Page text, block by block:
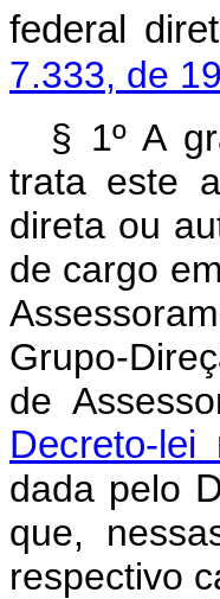
federal
7.333, de
§ 1º A
trata este
direta ou
de cargo
Grupo-
de
Decreto-
dada pelo
que,
respectivo